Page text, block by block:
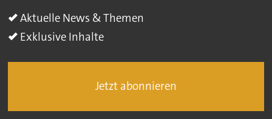
Aktuelle News & Themen
Exklusive Inhalte
Jetzt abonnieren